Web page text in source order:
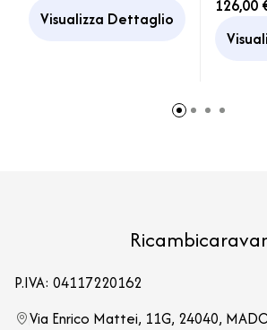
Visualizza Dettaglio
126,00
P.IVA: 04117220162
Via Enrico Mattei, 11G, 24040,